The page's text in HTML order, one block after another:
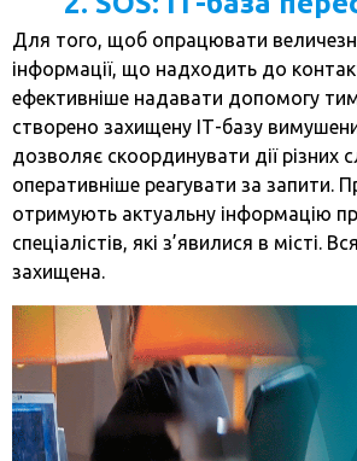
Для того, щоб опрацювати
інформації, що надходить до
ефективніше надавати допомогу
створено захищену ІТ-базу
дозволяє скоординувати дії різних
оперативніше реагувати за запити.
отримують актуальну інформацію
спеціалістів, які з’явилися в місті.
захищена.